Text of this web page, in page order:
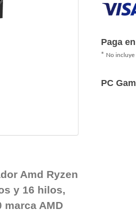
Amd Ryzen
y 16 hilos,
marca AMD
Paga
* No incluye
PC